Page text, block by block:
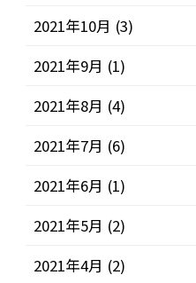
2021年10月 (3)
2021年9月 (1)
2021年8月 (4)
2021年7月 (6)
2021年6月 (1)
2021年5月 (2)
2021年4月 (2)